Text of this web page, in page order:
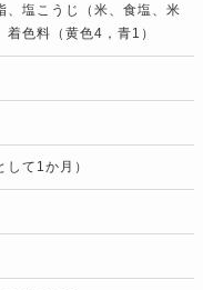
、塩こうじ（米、食塩、米
色料（黄色4，青1）
て1か月）